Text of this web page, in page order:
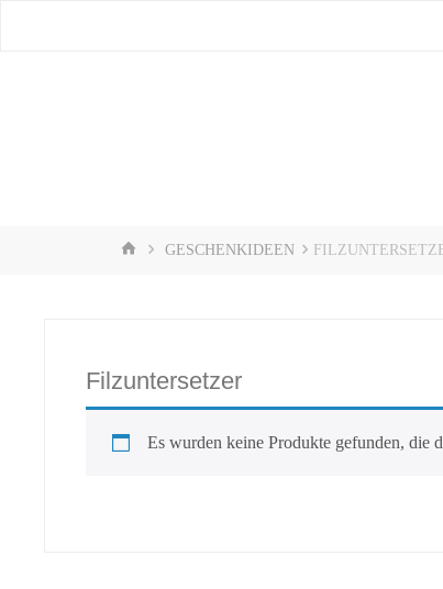
START
GESCHENKIDEEN
Filzuntersetzer
Es wurden keine Produkte gefunden, die